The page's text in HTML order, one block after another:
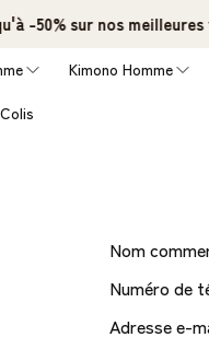
-50% sur nos meilleures
Kimono Homme
Nom
Numéro de
Adresse e-